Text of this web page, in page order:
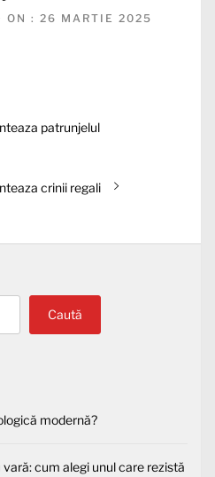
ON : 26 MARTIE 2025
patrunjelul
crinii regali
Caută
modernă?
cum alegi unul care rezistă